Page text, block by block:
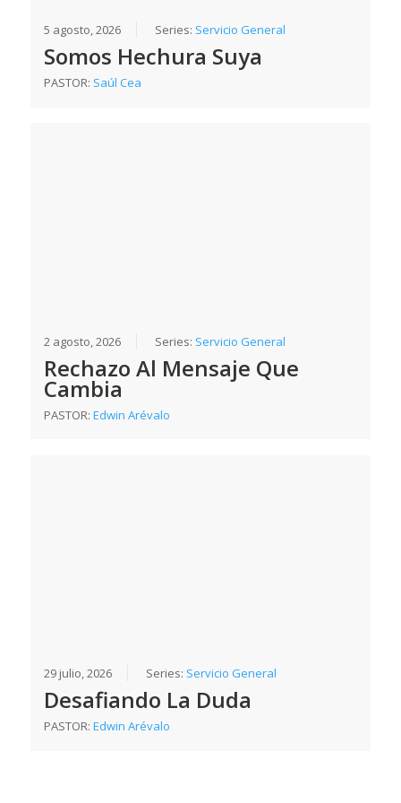
5 agosto, 2026 Series: Servicio General
Somos Hechura Suya
PASTOR: Saúl Cea
2 agosto, 2026 Series: Servicio General
Rechazo Al Mensaje Que
Cambia
PASTOR:Edwin Arévalo
29 julio, 2026 Series: Servicio General
Desafiando La Duda
PASTOR:Edwin Arévalo